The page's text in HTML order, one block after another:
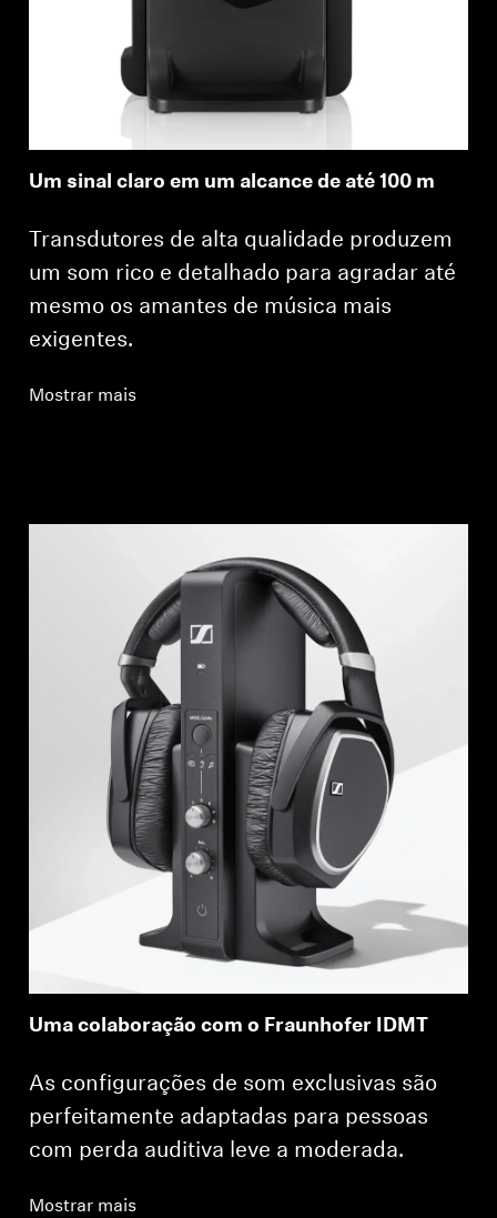
Um sinal claro em um alcance de até 100 m
Transdutores de alta qualidade produzem
um som rico e detalhado para agradar até
mesmo os amantes de música mais
exigentes.
Mostrar mais
Uma colaboração com o Fraunhofer IDMT
As configurações de som exclusivas são
perfeitamente adaptadas para pessoas
com perda auditiva leve a moderada.
Mostrar mais